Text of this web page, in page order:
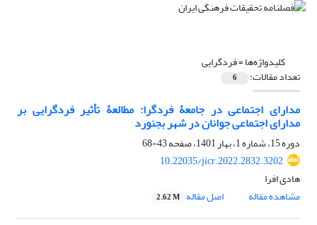
کلیدواژه‌ها =فردگرایی
تعداد مقالات: 6
مدارای اجتماعی در جامعۀ فردگرا: مطالعۀ تأثیر فردگرایی بر
مدارای اجتماعی جوانان در شهر بجنورد
دوره 15، شماره 1، بهار 1401، صفحه
43-68
10.22035/jicr.2022.2832.3202
هادی افرا
مشاهده مقاله
اصل مقاله 2.62 M